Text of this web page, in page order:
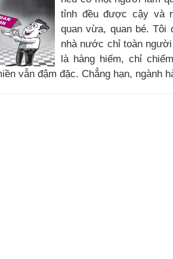
tỉnh đều được cậy và
quan vừa, quan bé. Tôi
nhà nước chỉ toàn
là hàng hiếm, chỉ
vẫn đậm đặc. Chẳng hạn, ngành